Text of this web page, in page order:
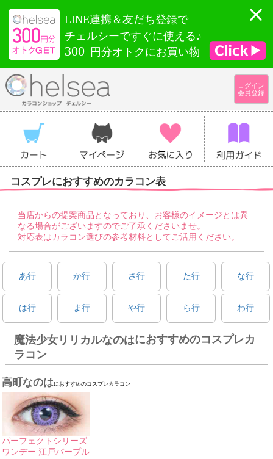
LINE連携＆友だち登録で
チェルシーですぐに使える♪
300 円分オトクにお買い物
ログイン
会員登録
コスプレにおすすめのカラコン表
当店からの提案商品となっており、お客様のイメージとは異
なる場合がございますのでご了承くださいませ。
対応表はカラコン選びの参考材料としてご活用ください。
あ行 か行 さ行 た行 な行
は行 ま行 や行 ら行 わ行
魔法少女リリカルなのはにおすすめのコスプレカ
ラコン
高町なのはにおすすめのコスプレカラコン
パーフェクトシリーズ
ワンデー 江戸パープル